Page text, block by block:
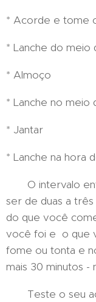
* Acorde e tome
* Lanche do meio
* Almoço
* Lanche no meio
* Jantar
* Lanche na hora
O intervalo
ser de duas a
do que você
você foi e o que
fome ou tonta e
mais 30 minutos -
Teste o seu